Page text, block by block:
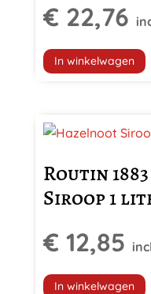
€ 22,76
In winkelwagen
Routin
Siroop 1
€ 12,85
In winkelwagen